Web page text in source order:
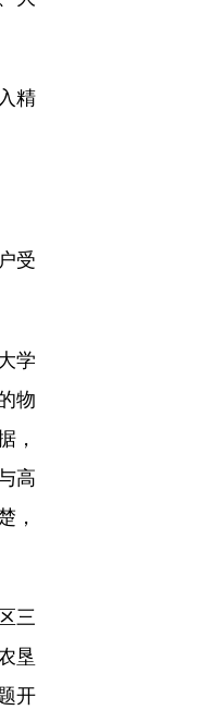
精
受
学
物
，
高
，
三
垦
开